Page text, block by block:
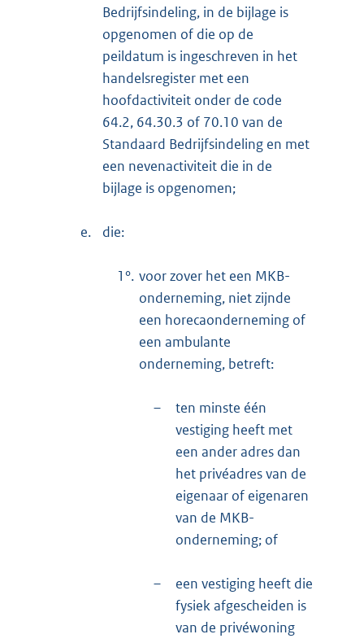
Bedrijfsindeling, in de bijlage is
opgenomen of die op de
peildatum is ingeschreven in het
handelsregister met een
hoofdactiviteit onder de code
64.2, 64.30.3 of 70.10 van de
Standaard Bedrijfsindeling en met
een nevenactiviteit die in de
bijlage is opgenomen;
e. die:
1°. voor zover het een MKB-
onderneming, niet zijnde
een horecaonderneming of
een ambulante
onderneming, betreft:
–
ten minste één
vestiging heeft met
een ander adres dan
het privéadres van de
eigenaar of eigenaren
van de MKB-
onderneming; of
–
een vestiging heeft die
fysiek afgescheiden is
van de privéwoning